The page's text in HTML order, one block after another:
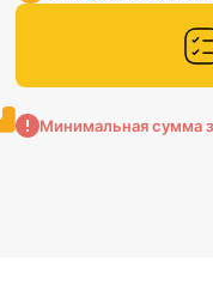
Минимальная сумма